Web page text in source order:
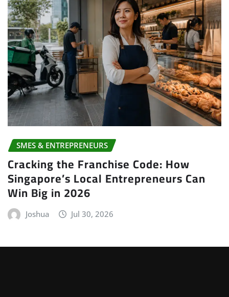
SMES & ENTREPRENEURS
Cracking the Franchise Code: How
Singapore’s Local Entrepreneurs Can
Win Big in 2026
Joshua Jul 30, 2026